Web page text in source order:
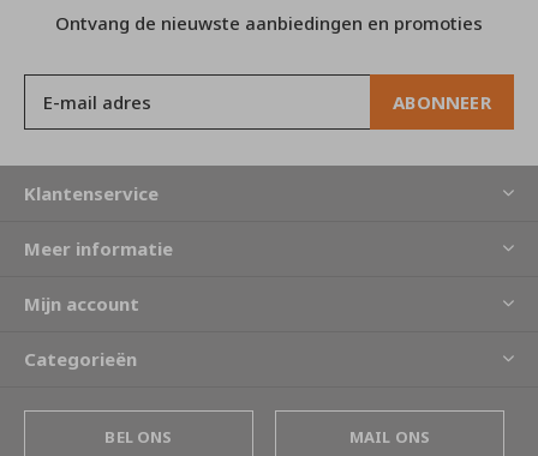
Ontvang de nieuwste aanbiedingen en promoties
ABONNEER
Klantenservice
Meer informatie
Mijn account
Categorieën
BEL ONS MAIL ONS